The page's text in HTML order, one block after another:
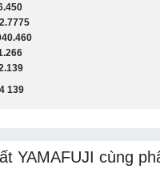
139​
YAMAFUJI cùng